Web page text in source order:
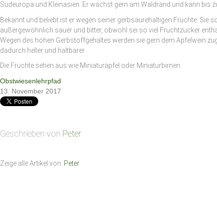
Südeuropa und Kleinasien. Er wächst gern am Waldrand und kann bis
Bekannt und beliebt ist er wegen seiner gerbsäurehaltigen Früchte. Sie
außergewöhnlich sauer und bitter, obwohl sei so viel Fruchtzucker
Wegen des hohen Gerbstoffgehaltes werden sie gern dem Apfelwein
dadurch heller und haltbarer.
Die Früchte sehen aus wie Miniaturäpfel oder Miniaturbirnen.
Obstwiesenlehrpfad
13. November 2017
Geschrieben von Peter
Zeige alle Artikel von: Peter